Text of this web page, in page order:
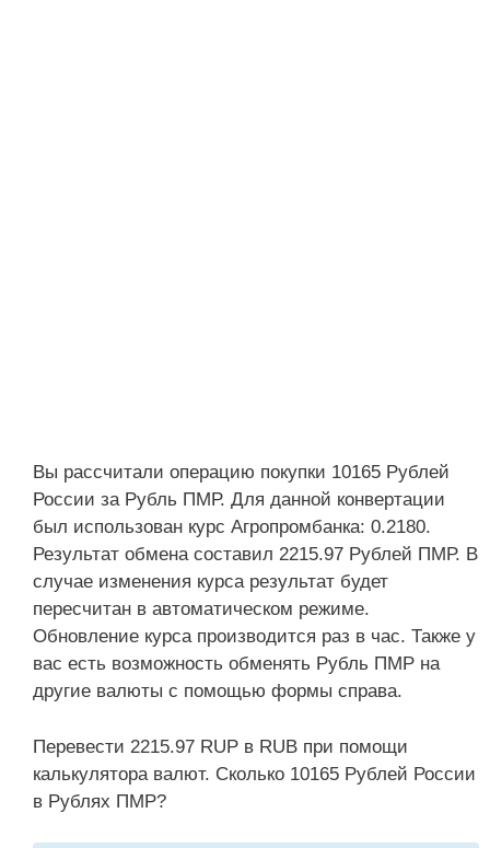
Вы рассчитали операцию покупки 10165 Рублей
России за Рубль ПМР. Для данной конвертации
был использован курс Агропромбанка: 0.2180.
Результат обмена составил 2215.97 Рублей ПМР. В
случае изменения курса результат будет
пересчитан в автоматическом режиме.
Обновление курса производится раз в час. Также у
вас есть возможность обменять Рубль ПМР на
другие валюты с помощью формы справа.
Перевести 2215.97 RUP в RUB при помощи
калькулятора валют. Сколько 10165 Рублей России
в Рублях ПМР?